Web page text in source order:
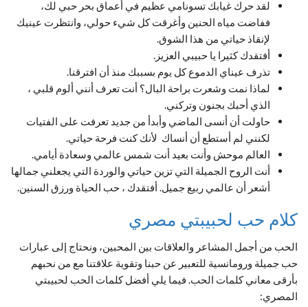
لقد حرك غيابك تسونامي عظيم في أعماق بحر حبي لك،
ففاضت مياه الحنين وأغرقت كل شيء حولي، وانتظرت عينيك
لإنقاذ حياتي من هذا الشوق.
أفتقدك كثيرا يا حبيبي العزيز.
تذرف عيناي الدموع كل يوم بسببك منذ أن افترقنا.
لماذا نمت وشعرت براحة البال؟ أنت تعرف أنني ألوم قلبي ،
الذي أحبك بجنون وتركني.
حاولت أن أنسى الماضي وأبدأ من جديد تعرفت على الفتيات
لكنني لم أستطع أن أنساك لأنك كنت فرحة حياتي.
العالم موحش وأنت بعيد أنت شمس عالمي وسعادة أيامي.
أنت الروح الجميلة التي تزين حياتي والوردة التي يجعلني جمالها
أشعر أن عالمي ربيع جميل. أفتقدك ، حب الحياة ورزق السنين.
كلام حب لحبيبتي مصري
الحب من أجمل المشاعر والعلاقات بين المحبين، ونحتاج إلى عبارات
حب جميلة ورومانسية للتعبير عن حبنا وتقوية علاقتنا مع من نحبهم
بأرقى معاني كلمات الحب. فيما يلي أفضل كلمات الحب لحبيبتي
المصري: